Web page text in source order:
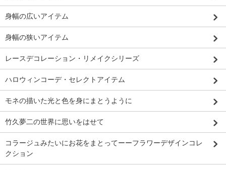
身幅の広いアイテム
身幅の狭いアイテム
レースデコレーション・リメイクシリーズ
ハロウィンコーデ・セレクトアイテム
モネの描いた光と色を身にまとうように
竹久夢二の世界に思いをはせて
コラージュみたいにお花をまとってーーフラワーデザインコレ
クション